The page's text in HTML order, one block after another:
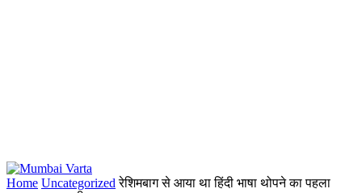
Home Uncategorized रेशिमबाग से आया था हिंदी भाषा थोपने का पहला